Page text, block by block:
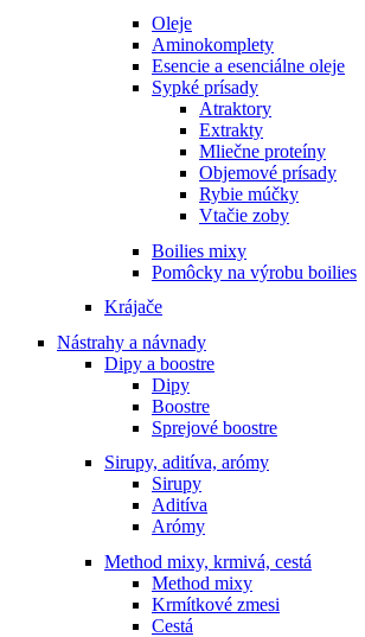
Oleje
Aminokomplety
Esencie a esenciálne oleje
Sypké prísady
Atraktory
Extrakty
Mliečne proteíny
Objemové prísady
Rybie múčky
Vtačie zoby
Boilies mixy
Pomôcky na výrobu boilies
Krájače
Nástrahy a návnady
Dipy a boostre
Dipy
Boostre
Sprejové boostre
Sirupy, aditíva, arómy
Sirupy
Aditíva
Arómy
Method mixy, krmivá, cestá
Method mixy
Krmítkové zmesi
Cestá